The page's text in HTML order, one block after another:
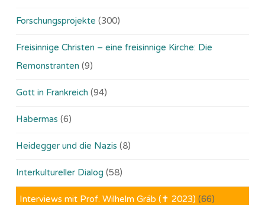
Forschungsprojekte (300)
Freisinnige Christen – eine freisinnige Kirche: Die
Remonstranten (9)
Gott in Frankreich (94)
Habermas (6)
Heidegger und die Nazis (8)
Interkultureller Dialog (58)
Interviews mit Prof. Wilhelm Gräb (✝ 2023) (66)